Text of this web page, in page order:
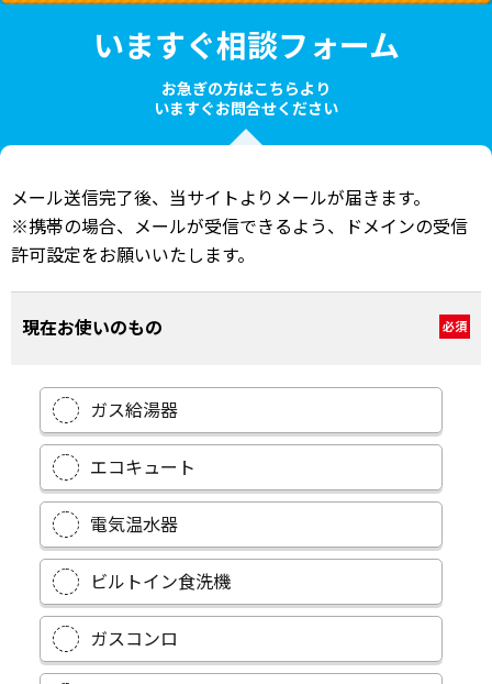
いますぐ相談フォーム
お急ぎの方はこちらより
いますぐお問合せください
メール送信完了後、当サイトよりメールが届きます。
※携帯の場合、メールが受信できるよう、ドメインの受信
許可設定をお願いいたします。
現在お使いのもの 必須
ガス給湯器
エコキュート
電気温水器
ビルトイン食洗機
ガスコンロ